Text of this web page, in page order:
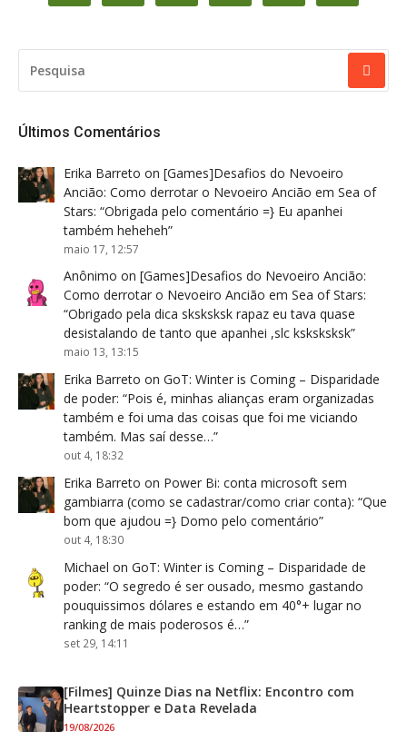
POR:
Últimos Comentários
Erika Barreto on [Games]Desafios do Nevoeiro
Ancião: Como derrotar o Nevoeiro Ancião em Sea of
Stars: “Obrigada pelo comentário =} Eu apanhei
também heheheh”
maio 17, 12:57
Anônimo on [Games]Desafios do Nevoeiro Ancião:
Como derrotar o Nevoeiro Ancião em Sea of Stars:
“Obrigado pela dica sksksksk rapaz eu tava quase
desistalando de tanto que apanhei ,slc ksksksksk”
maio 13, 13:15
Erika Barreto on GoT: Winter is Coming – Disparidade
de poder: “Pois é, minhas alianças eram organizadas
também e foi uma das coisas que foi me viciando
também. Mas saí desse…”
out 4, 18:32
Erika Barreto on Power Bi: conta microsoft sem
gambiarra (como se cadastrar/como criar conta): “Que
bom que ajudou =} Domo pelo comentário”
out 4, 18:30
Michael on GoT: Winter is Coming – Disparidade de
poder: “O segredo é ser ousado, mesmo gastando
pouquissimos dólares e estando em 40°+ lugar no
ranking de mais poderosos é…”
set 29, 14:11
[Filmes] Quinze Dias na Netflix: Encontro com
Heartstopper e Data Revelada
19/08/2026